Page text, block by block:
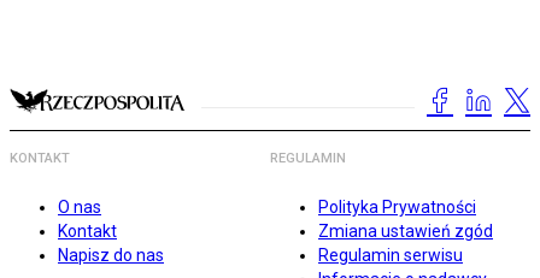
KONTAKT
O nas
Kontakt
Napisz do nas
REGULAMIN
Polityka Prywatności
Zmiana ustawień zgód
Regulamin serwisu